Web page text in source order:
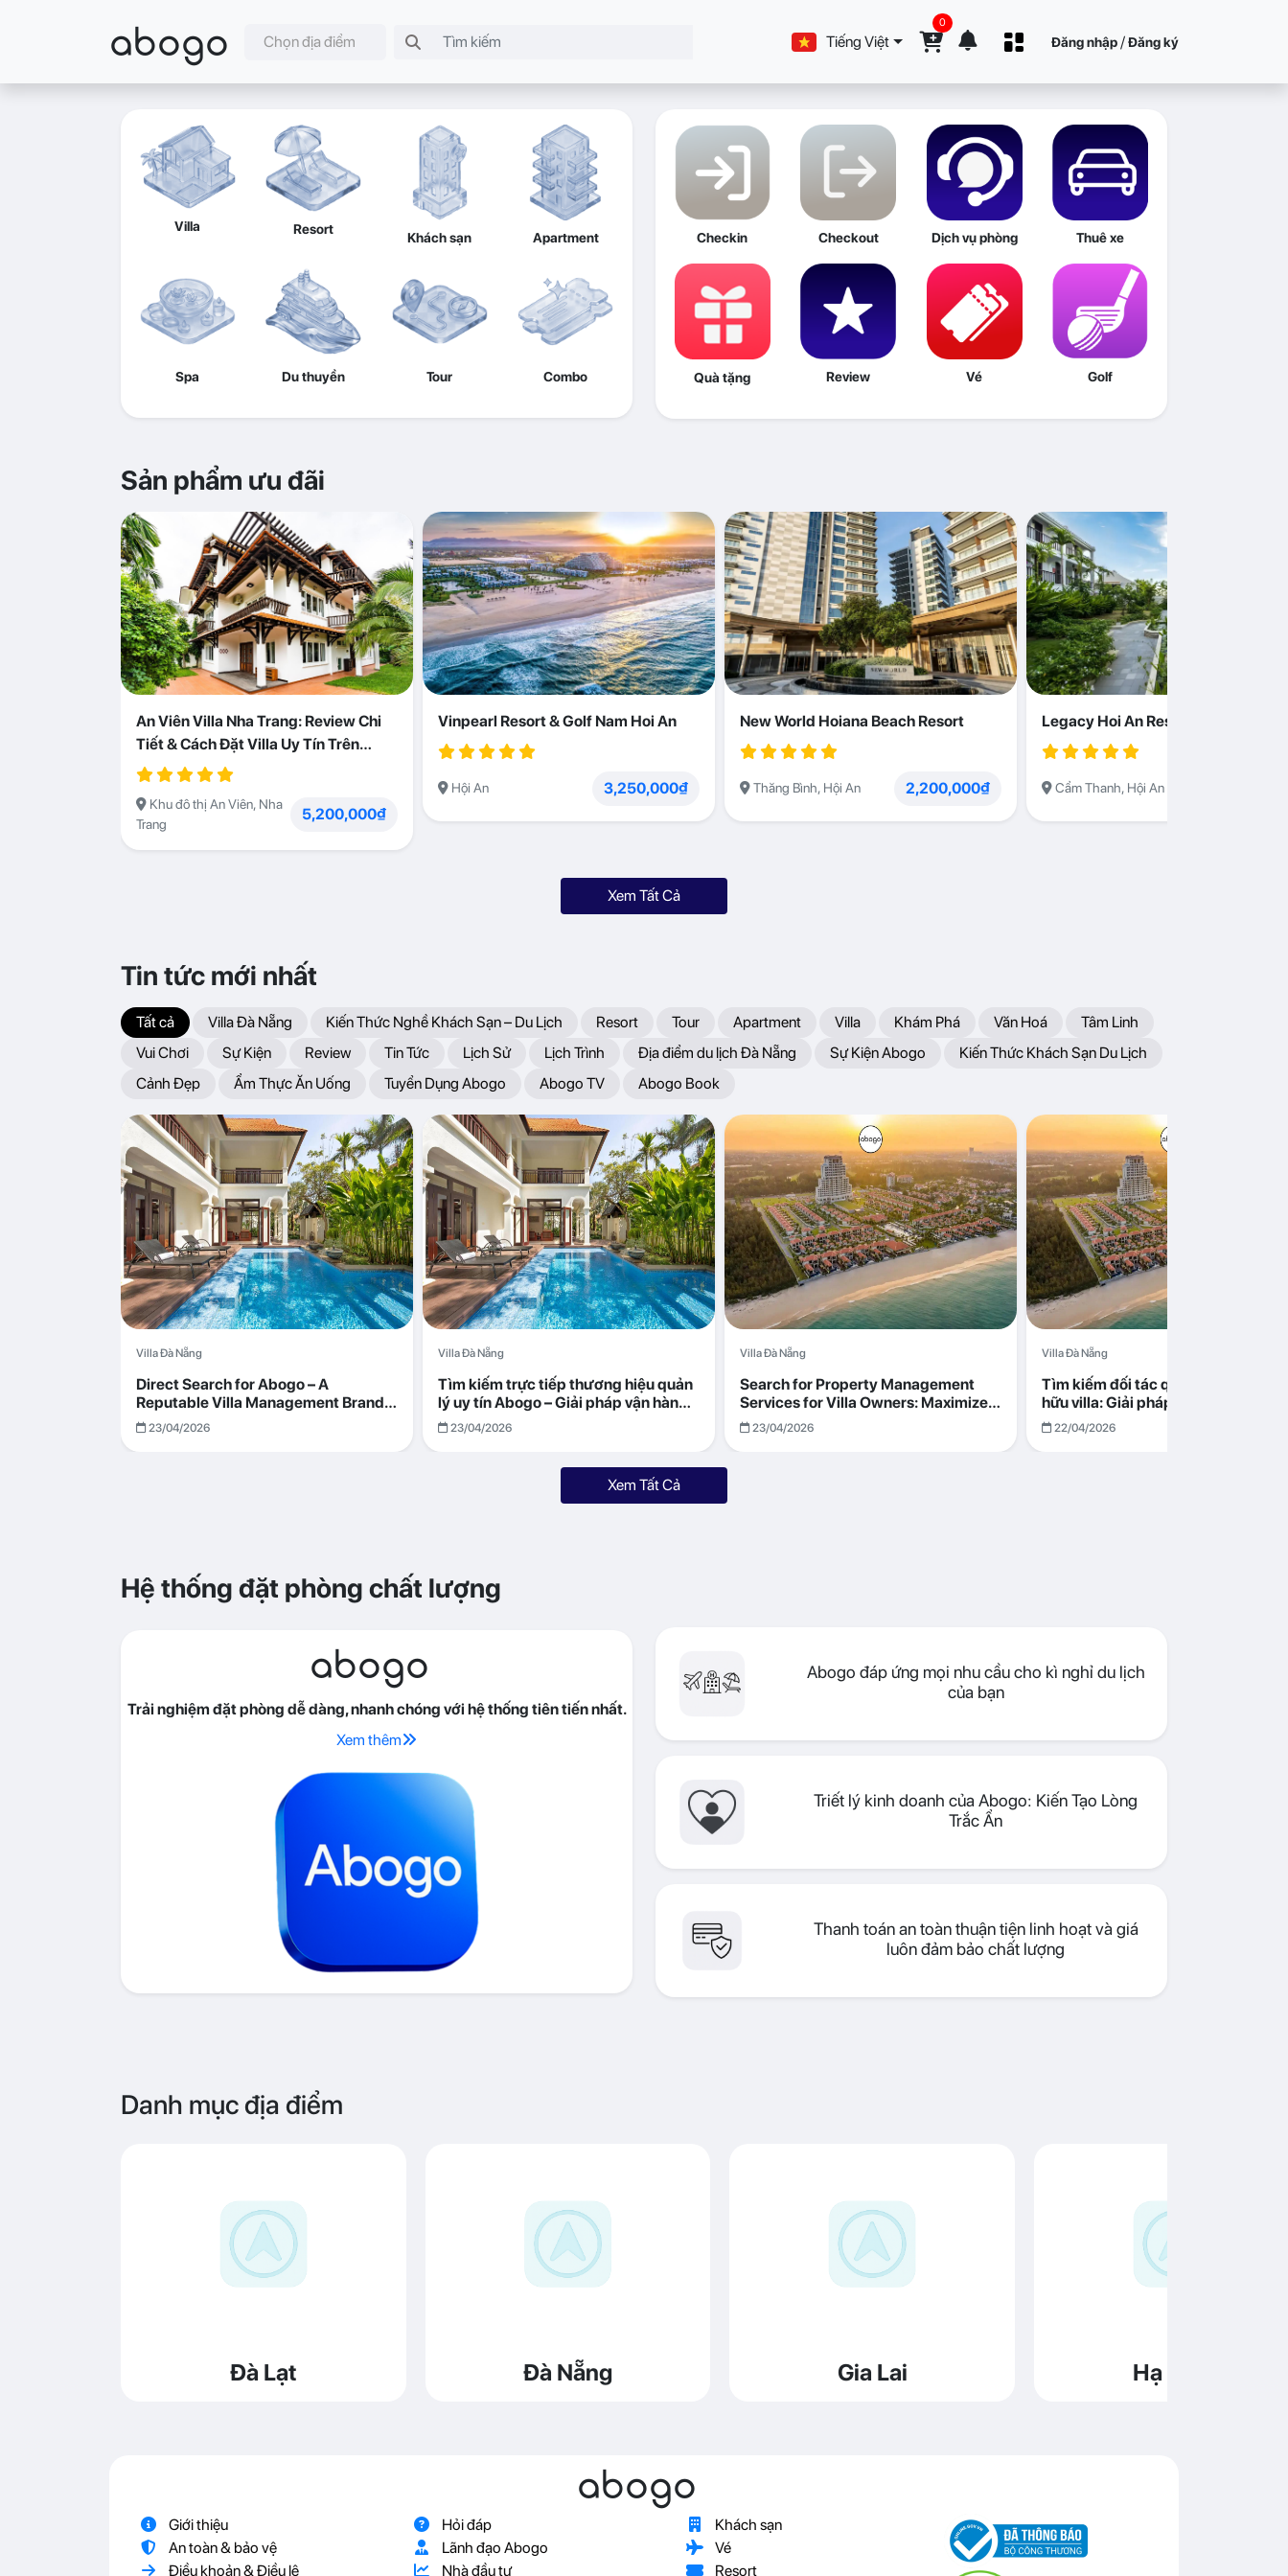
abogo Chọn địa điểm Tiếng Việt
0
Đăng nhập /Đăng ký
Villa Resort
Khách sạn Apartment
Spa Du thuyền Tour Combo
Checkin Checkout Dịch vụ phòng Thuê xe
Quà tặng Review Vé Golf
Sản phẩm ưu đãi
An Viên Villa Nha Trang: Review Chi
Tiết & Cách Đặt Villa Uy Tín Trên
Abogo
Khu đô thị An Viên, Nha
Trang
5,200,000₫
Vinpearl Resort & Golf Nam Hoi An
Hội An 3,250,000₫
New World Hoiana Beach Resort
Thăng Bình, Hội An 2,200,000₫
Legacy Hoi An Resort
Cẩm Thanh, Hội An
Xem Tất Cả
Tin tức mới nhất
Tất cả Villa Đà Nẵng Kiến Thức Nghề Khách Sạn – Du Lịch Resort Tour Apartment Villa Khám Phá Văn Hoá
Tâm Linh
Vui Chơi
Sự Kiện Review Tin Tức Lịch Sử Lịch Trình Địa điểm du lịch Đà Nẵng Sự Kiện Abogo
Kiến Thức Khách Sạn Du Lịch
Cảnh Đẹp
Ẩm Thực Ăn Uống Tuyển Dụng Abogo Abogo TV Abogo Book
Villa Đà Nẵng
Direct Search for Abogo – A
Reputable Villa Management Brand
with Transparent and Effective
Operations
23/04/2026
Villa Đà Nẵng
Tìm kiếm trực tiếp thương hiệu quản
lý uy tín Abogo – Giải pháp vận hành
villa hiệu quả, minh bạch
23/04/2026
Villa Đà Nẵng
Search for Property Management
Services for Villa Owners: Maximize
Returns with Abogo in Da Nang
23/04/2026
Villa Đà Nẵng
Tìm kiếm đối tác quản lý cho chủ sở
hữu villa: Giải pháp tối ưu lợi nhuận
cùng Abogo tại Đà Nẵng
22/04/2026
Xem Tất Cả
Hệ thống đặt phòng chất lượng
abogo
Trải nghiệm đặt phòng dễ dàng, nhanh chóng với hệ thống tiên tiến nhất.
Xem thêm
Abogo đáp ứng mọi nhu cầu cho kì nghỉ du lịch
của bạn
Triết lý kinh doanh của Abogo: Kiến Tạo Lòng
Trắc Ẩn
Thanh toán an toàn thuận tiện linh hoạt và giá
luôn đảm bảo chất lượng
Danh mục địa điểm
Đà Lạt Đà Nẵng Gia Lai Hạ Long
abogo
Giới thiệu
An toàn & bảo vệ
Điều khoản & Điều lệ
Hỏi đáp
Lãnh đạo Abogo
Nhà đầu tư
Khách sạn
Vé
Resort